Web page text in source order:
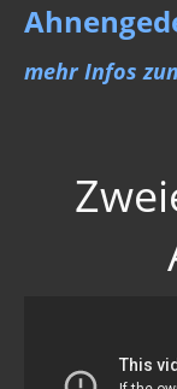
mehr Infos